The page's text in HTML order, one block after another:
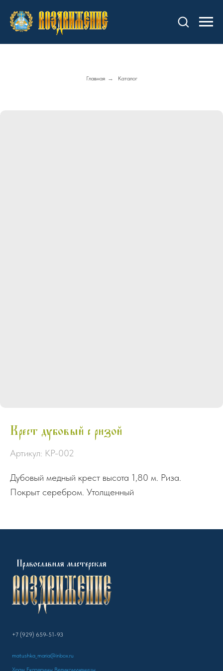
Главная → Каталог
Крест дубовый с ризой
Артикул: КР-002
Дубовый медный крест высота 1,80 м. Риза.
Покрыт серебром. Утолщенный
+7 (929) 659-51-93
matushka_maria@inbox.ru
Храм Екатерины Великомученицы